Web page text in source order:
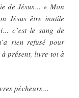
de Jésus… « Mon
Jésus être inutile
c’est le sang de
rien refusé pour
présent, livre-toi à
pécheurs…